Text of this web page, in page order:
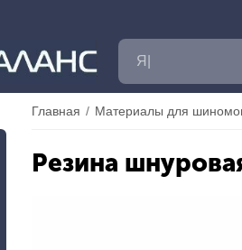
Главная / Материалы для
Резина